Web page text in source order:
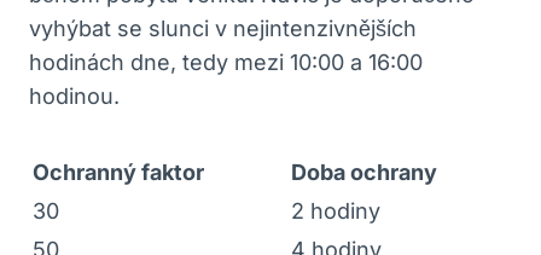
vyhýbat se slunci v nejintenzivnějších
hodinách dne, tedy mezi 10:00 a 16:00
hodinou.
Ochranný faktor
Doba ochrany
30
2 hodiny
50
4 hodiny